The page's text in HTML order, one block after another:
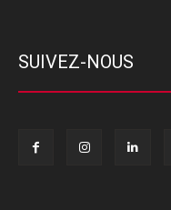
SUIVEZ-NOUS